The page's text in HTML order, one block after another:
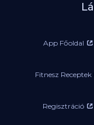
App Főoldal
Fitnesz Receptek
Regisztráció